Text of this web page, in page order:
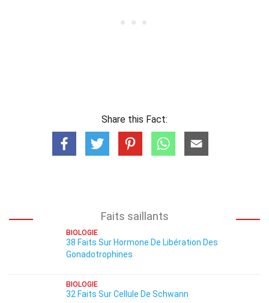
Share this Fact:
Faits saillants
BIOLOGIE
38 Faits Sur Hormone De Libération Des
Gonadotrophines
BIOLOGIE
32 Faits Sur Cellule De Schwann